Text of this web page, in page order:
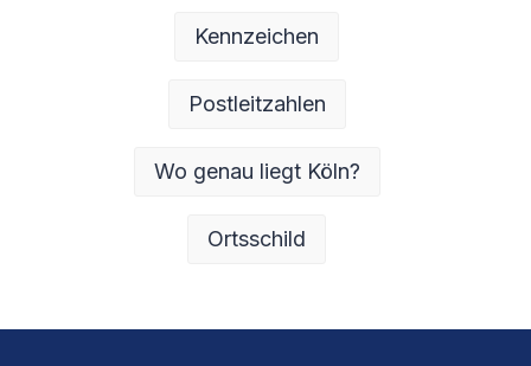
Kennzeichen
Postleitzahlen
Wo genau liegt Köln?
Ortsschild